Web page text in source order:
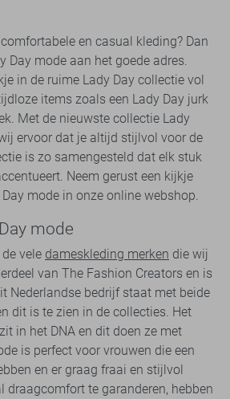
en casual kleding? Dan
Day mode aan het goede adres.
in de ruime Lady Day collectie vol
items zoals een Lady Day jurk
Met de nieuwste collectie Lady
ervoor dat je altijd stijlvol voor de
is zo samengesteld dat elk stuk
Neem gerust een kijkje
mode in onze online webshop.
mode
vele dameskleding merken die wij
van The Fashion Creators en is
Nederlandse bedrijf staat met beide
dit is te zien in de collecties. Het
in het DNA en dit doen ze met
is perfect voor vrouwen die een
en er graag fraai en stijlvol
draagcomfort te garanderen, hebben